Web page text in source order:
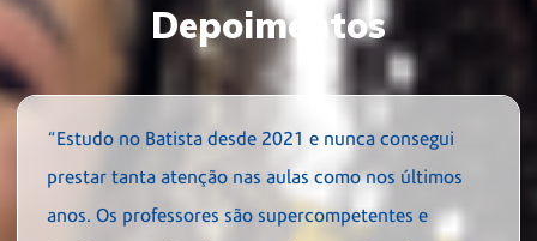
Depoimentos
“Estudo no Batista desde 2021 e nunca consegui
prestar tanta atenção nas aulas como nos últimos
anos. Os professores são supercompetentes e